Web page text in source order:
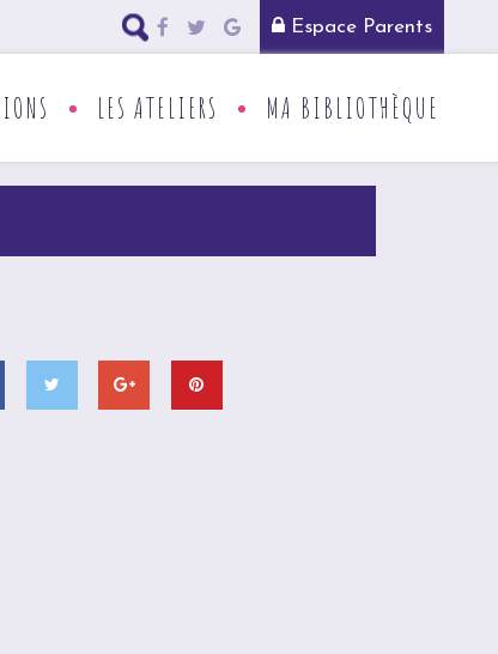
Espace Parents
LES ATELIERS MA BIBLIOTHÈQUE